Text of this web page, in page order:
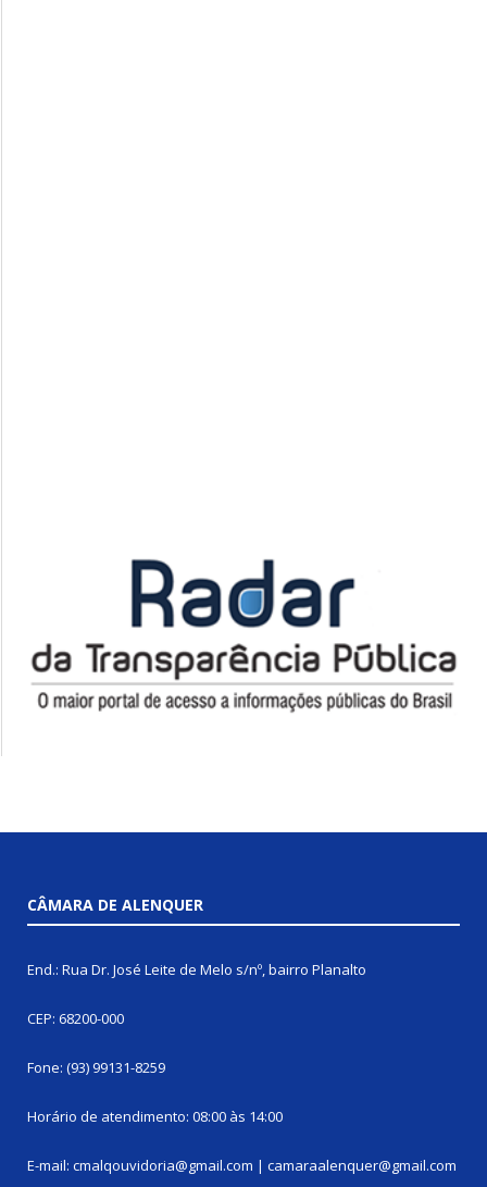
CÂMARA DE ALENQUER
End.: Rua Dr. José Leite de Melo s/nº, bairro Planalto
CEP: 68200-000
Fone: (93) 99131-8259
Horário de atendimento: 08:00 às 14:00
E-mail: cmalqouvidoria@gmail.com | camaraalenquer@gmail.com